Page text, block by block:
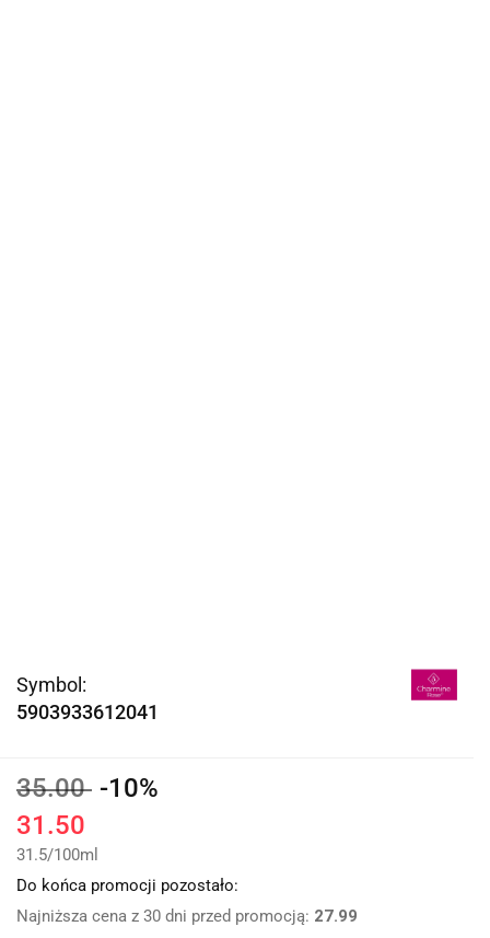
Symbol:
5903933612041
35.00 -10%
31.50
31.5/100ml
Do końca promocji pozostało:
Najniższa cena z 30 dni przed promocją: 27.99